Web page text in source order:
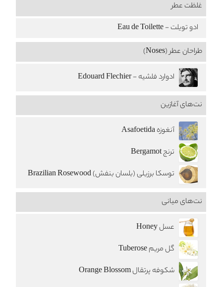
غلظت عطر
ادو تویلت - Eau de Toilette
طراحان عطر (Noses)
ادوارد فلشیه - Edouard Flechier
نت‌های آغازین
آنغوزه Asafoetida
ترنج Bergamot
توسکا برزیلی (بلسان بنفش) Brazilian Rosewood
نت‌های میانی
عسل Honey
گل مریم Tuberose
شکوفه پرتقال Orange Blossom